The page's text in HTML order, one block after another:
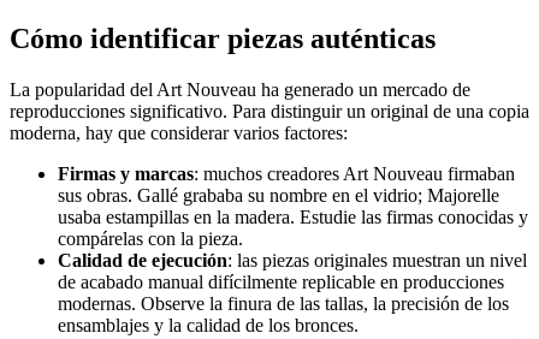
Cómo identificar piezas auténticas
La popularidad del Art Nouveau ha generado un mercado de
reproducciones significativo. Para distinguir un original de una copia
moderna, hay que considerar varios factores:
Firmas y marcas: muchos creadores Art Nouveau firmaban
sus obras. Gallé grababa su nombre en el vidrio; Majorelle
usaba estampillas en la madera. Estudie las firmas conocidas y
compárelas con la pieza.
Calidad de ejecución: las piezas originales muestran un nivel
de acabado manual difícilmente replicable en producciones
modernas. Observe la finura de las tallas, la precisión de los
ensamblajes y la calidad de los bronces.